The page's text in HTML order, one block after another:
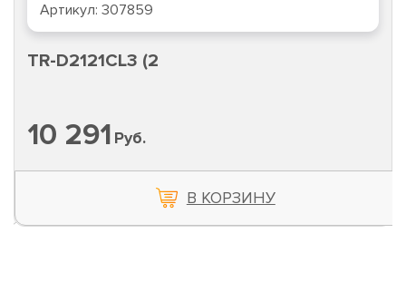
Артикул: 307859
TR-D2121CL3 (2
10 291 Руб.
В КОРЗИНУ